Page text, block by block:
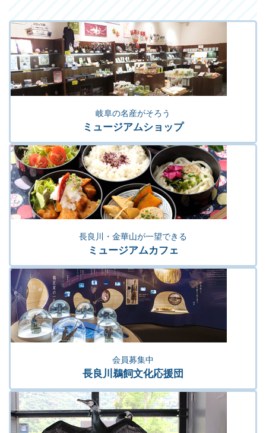
岐阜の名産がそろう
ミュージアムショップ
長良川・金華山が一望できる
ミュージアムカフェ
会員募集中
長良川鵜飼文化応援団